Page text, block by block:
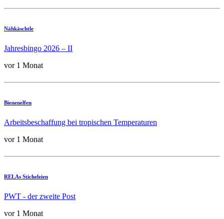
Nähkäschtle
Jahresbingo 2026 – II
vor 1 Monat
Bienenelfen
Arbeitsbeschaffung bei tropischen Temperaturen
vor 1 Monat
RELAs Sticheleien
PWT - der zweite Post
vor 1 Monat